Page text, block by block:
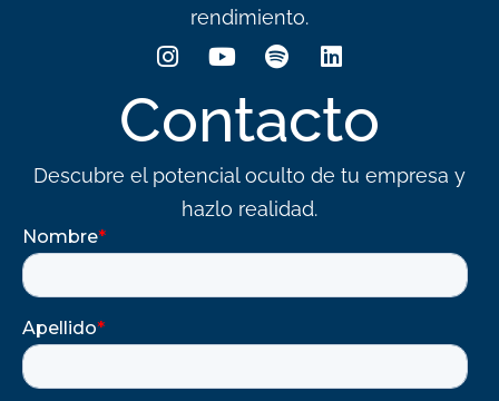
rendimiento.
Contacto
Descubre el potencial oculto de tu empresa y
hazlo realidad.